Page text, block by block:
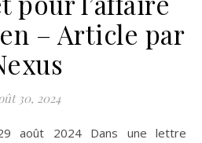
– Article par
30, 2024